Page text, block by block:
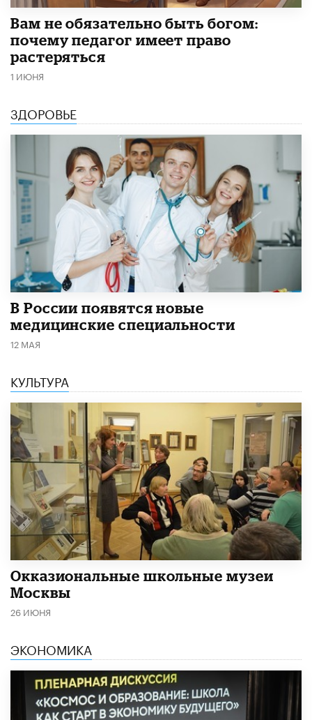
​Вам не обязательно быть богом:
почему педагог имеет право
растеряться
1 ИЮНЯ
ЗДОРОВЬЕ
В России появятся новые
медицинские специальности
12 МАЯ
КУЛЬТУРА
​Окказиональные школьные музеи
Москвы
26 ИЮНЯ
ЭКОНОМИКА